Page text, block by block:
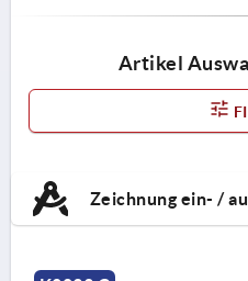
Artikel
Zeichnung ein- /